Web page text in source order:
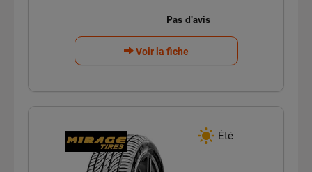
Voir la fiche
Été